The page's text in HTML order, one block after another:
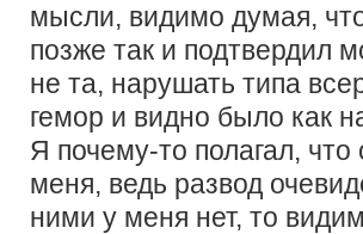
мысли, видимо думая,
позже так и подтвердил
не та, нарушать типа
гемор и видно было как
Я почему-то полагал,
меня, ведь развод
ними у меня нет, то